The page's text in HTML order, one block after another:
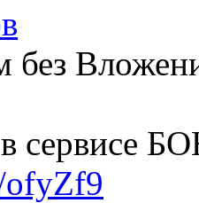
без
в сервисе
ofyZf9